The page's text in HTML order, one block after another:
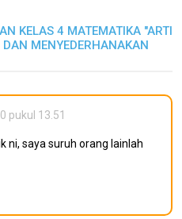
KELAS 4 MATEMATIKA "ARTI
MENYEDERHANAKAN
pukul 13.51
ni, saya suruh orang lainlah